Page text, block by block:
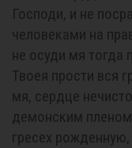
Господи, и не
человеками на
не осуди мя
Твоея прости вся
мя, сердце
демонским
гресех